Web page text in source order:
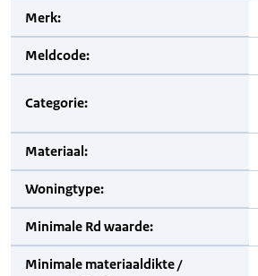
Merk:
Meldcode:
Categorie:
Materiaal:
Woningtype:
Minimale Rd waarde:
Minimale materiaaldikte /